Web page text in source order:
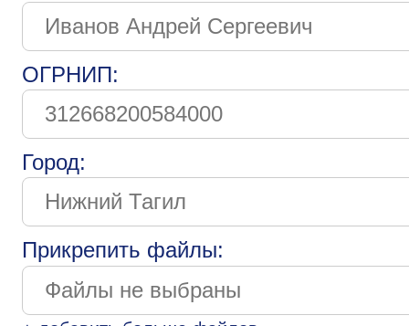
ОГРНИП:
Город:
Прикрепить файлы: